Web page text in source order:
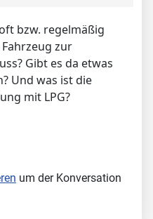
bzw. regelmäßig
zur
Gibt es da etwas
Und was ist die
mit LPG?
um der Konversation